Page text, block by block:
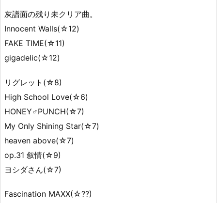
灰譜面の残り未クリア曲。
Innocent Walls(☆12)
FAKE TIME(☆11)
gigadelic(☆12)
リグレット(☆8)
High School Love(☆6)
HONEY♂PUNCH(☆7)
My Only Shining Star(☆7)
heaven above(☆7)
op.31 叙情(☆9)
ヨシダさん(☆7)
Fascination MAXX(☆??)